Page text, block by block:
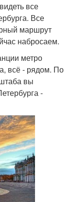
все
Все
маршрут
набросаем.
метро
всё - рядом. По
вы
-